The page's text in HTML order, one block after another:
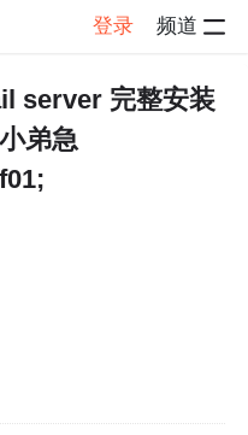
登录 频道
帖子详情
server 完整安装
弟急